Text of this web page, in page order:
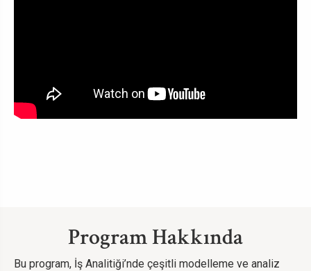
Program Hakkında
Bu program, İş Analitiği’nde çeşitli modelleme ve analiz